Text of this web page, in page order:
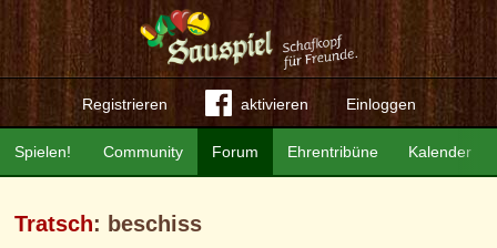
Registrieren aktivieren Einloggen
Community Forum Ehrentribüne Kalender
Spielen!
Tratsch: beschiss